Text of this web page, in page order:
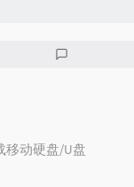
t
移动硬盘/U盘